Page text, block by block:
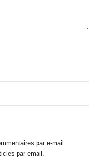
par e-mail.
par email.